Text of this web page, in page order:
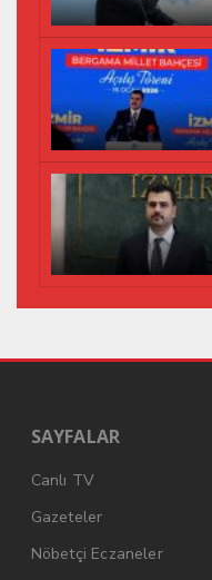
SAYFALAR
Canlı TV
Gazeteler
Nöbetçi Eczaneler